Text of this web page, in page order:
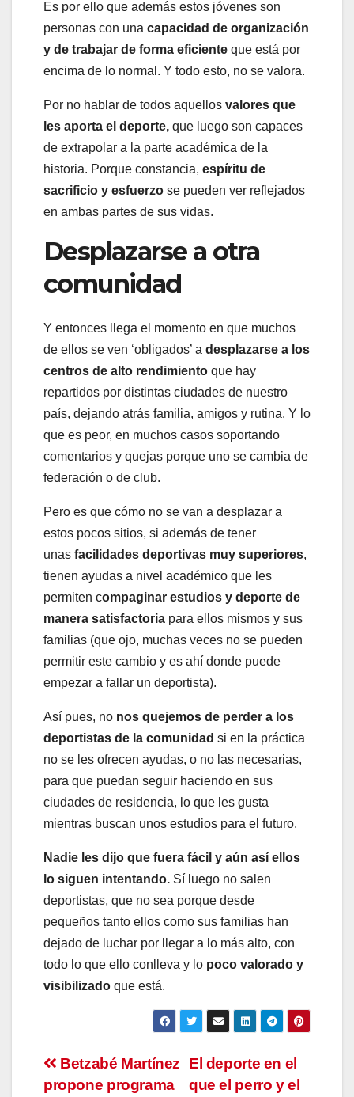
Es por ello que además estos jóvenes son
personas con una capacidad de organización
y de trabajar de forma eficiente que está por
encima de lo normal. Y todo esto, no se valora.
Por no hablar de todos aquellos valores que
les aporta el deporte, que luego son capaces
de extrapolar a la parte académica de la
historia. Porque constancia, espíritu de
sacrificio y esfuerzo se pueden ver reflejados
en ambas partes de sus vidas.
Desplazarse a otra
comunidad
Y entonces llega el momento en que muchos
de ellos se ven ‘obligados’ a desplazarse a los
centros de alto rendimiento que hay
repartidos por distintas ciudades de nuestro
país, dejando atrás familia, amigos y rutina. Y lo
que es peor, en muchos casos soportando
comentarios y quejas porque uno se cambia de
federación o de club.
Pero es que cómo no se van a desplazar a
estos pocos sitios, si además de tener
unas facilidades deportivas muy superiores,
tienen ayudas a nivel académico que les
permiten compaginar estudios y deporte de
manera satisfactoria para ellos mismos y sus
familias (que ojo, muchas veces no se pueden
permitir este cambio y es ahí donde puede
empezar a fallar un deportista).
Así pues, no nos quejemos de perder a los
deportistas de la comunidad si en la práctica
no se les ofrecen ayudas, o no las necesarias,
para que puedan seguir haciendo en sus
ciudades de residencia, lo que les gusta
mientras buscan unos estudios para el futuro.
Nadie les dijo que fuera fácil y aún así ellos
lo siguen intentando. Sí luego no salen
deportistas, que no sea porque desde
pequeños tanto ellos como sus familias han
dejado de luchar por llegar a lo más alto, con
todo lo que ello conlleva y lo poco valorado y
visibilizado que está.
Navegación
El deporte en el
que el perro y el
Betzabé Martínez
propone programa